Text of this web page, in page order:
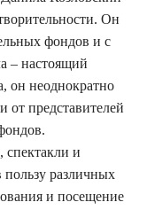
Он
фондов и с
– настоящий
он неоднократно
представителей
спектакли и
пользу различных
и посещение